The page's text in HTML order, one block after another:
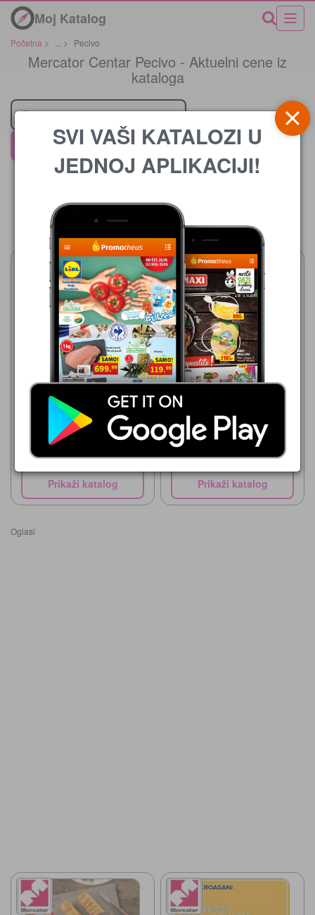
Moj Katalog
Početna > > Pecivo
Mercator Centar Pecivo - Aktuelni cene iz
kataloga
Prodavci
Mercator Centar
Cena
Mercator Centar
06.08.-16.08.2026
47,99 din
BAVARSKI TROUGAO
Prikaži katalog
Mercator Centar
06.08.-16.08.2026
74,99 din
KROFNA kajsija
Prikaži katalog
Oglasi
SVI VAŠI KATALOZI U
JEDNOJ APLIKACIJI!